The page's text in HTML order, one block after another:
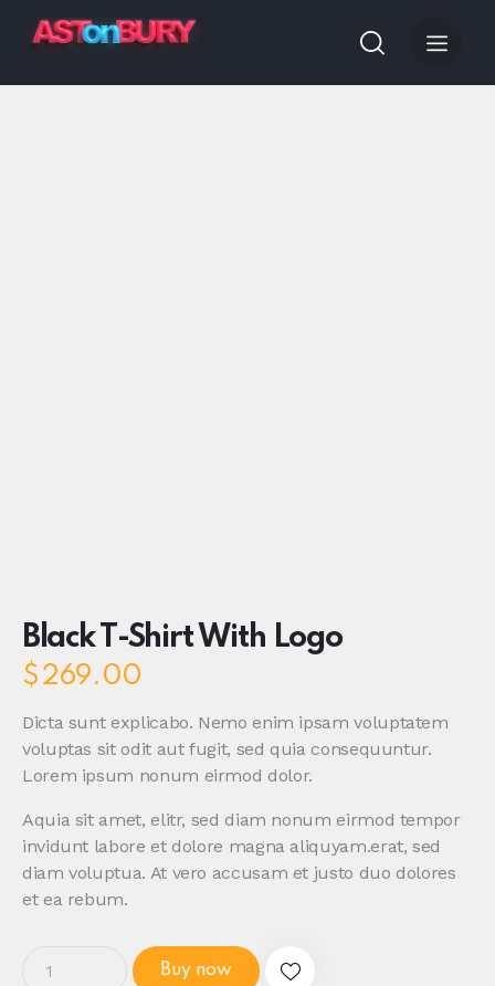
Black T-Shirt With Logo
$ 269.00
Dicta sunt explicabo. Nemo enim ipsam voluptatem
voluptas sit odit aut fugit, sed quia consequuntur.
Lorem ipsum nonum eirmod dolor.
Aquia sit amet, elitr, sed diam nonum eirmod tempor
invidunt labore et dolore magna aliquyam.erat, sed
diam voluptua. At vero accusam et justo duo dolores
et ea rebum.
Buy now